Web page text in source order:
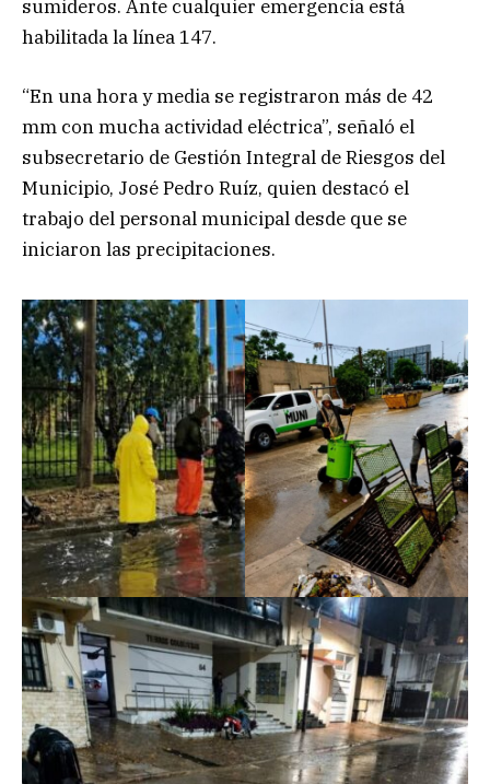
sumideros. Ante cualquier emergencia está
habilitada la línea 147.
“En una hora y media se registraron más de 42
mm con mucha actividad eléctrica”, señaló el
subsecretario de Gestión Integral de Riesgos del
Municipio, José Pedro Ruíz, quien destacó el
trabajo del personal municipal desde que se
iniciaron las precipitaciones.